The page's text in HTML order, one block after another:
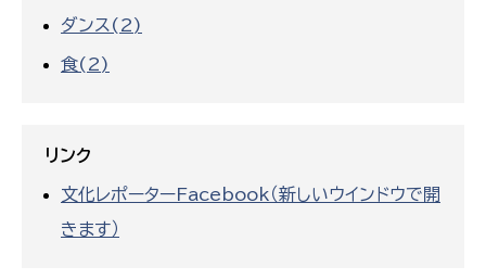
ダンス(2)
食(2)
リンク
文化レポーターFacebook（新しいウインドウで開
きます）